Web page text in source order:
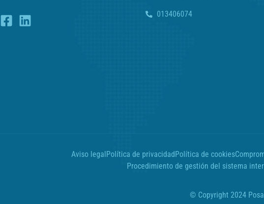
013406074
Aviso legal Política de privacidad Política de cookies
Procedimiento de gestión del sistema
© Copyright 2024